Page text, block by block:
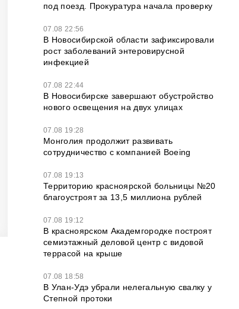
под поезд. Прокуратура начала проверку
07.08 22:56
В Новосибирской области зафиксировали
рост заболеваний энтеровирусной
инфекцией
07.08 22:44
В Новосибирске завершают обустройство
нового освещения на двух улицах
07.08 19:28
Монголия продолжит развивать
сотрудничество с компанией Boeing
07.08 19:13
Территорию красноярской больницы №20
благоустроят за 13,5 миллиона рублей
07.08 19:12
В красноярском Академгородке построят
семиэтажный деловой центр с видовой
террасой на крыше
07.08 18:58
В Улан-Удэ убрали нелегальную свалку у
Степной протоки